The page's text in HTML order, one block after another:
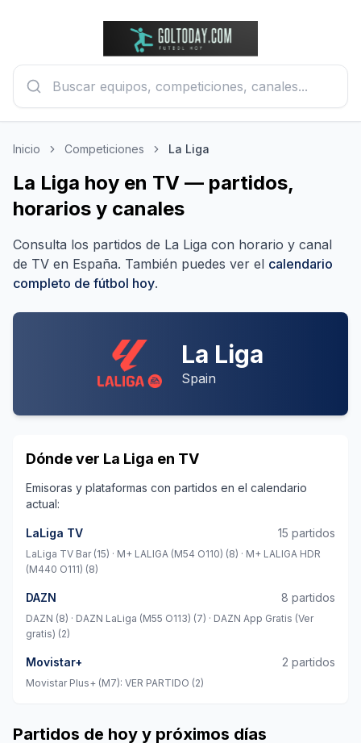
Inicio Competiciones La Liga
La Liga hoy en TV — partidos,
horarios y canales
Consulta los partidos de La Liga con horario y canal
de TV en España. También puedes ver el calendario
completo de fútbol hoy.
La Liga
Spain
Dónde ver La Liga en TV
Emisoras y plataformas con partidos en el calendario
actual:
LaLiga TV 15 partidos
LaLiga TV Bar (15) · M+ LALIGA (M54 O110) (8) · M+ LALIGA HDR
(M440 O111) (8)
DAZN 8 partidos
DAZN (8) · DAZN LaLiga (M55 O113) (7) · DAZN App Gratis (Ver
gratis) (2)
Movistar+ 2 partidos
Movistar Plus+ (M7): VER PARTIDO (2)
Partidos de hoy y próximos días